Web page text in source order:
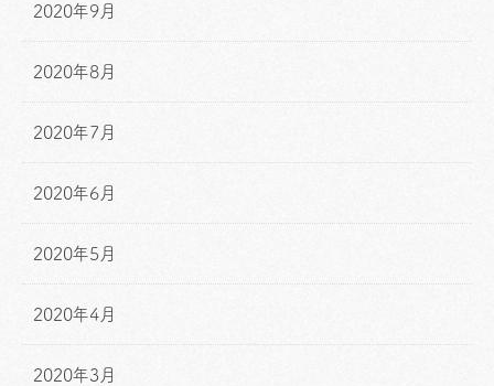
2020年9月
2020年8月
2020年7月
2020年6月
2020年5月
2020年4月
2020年3月